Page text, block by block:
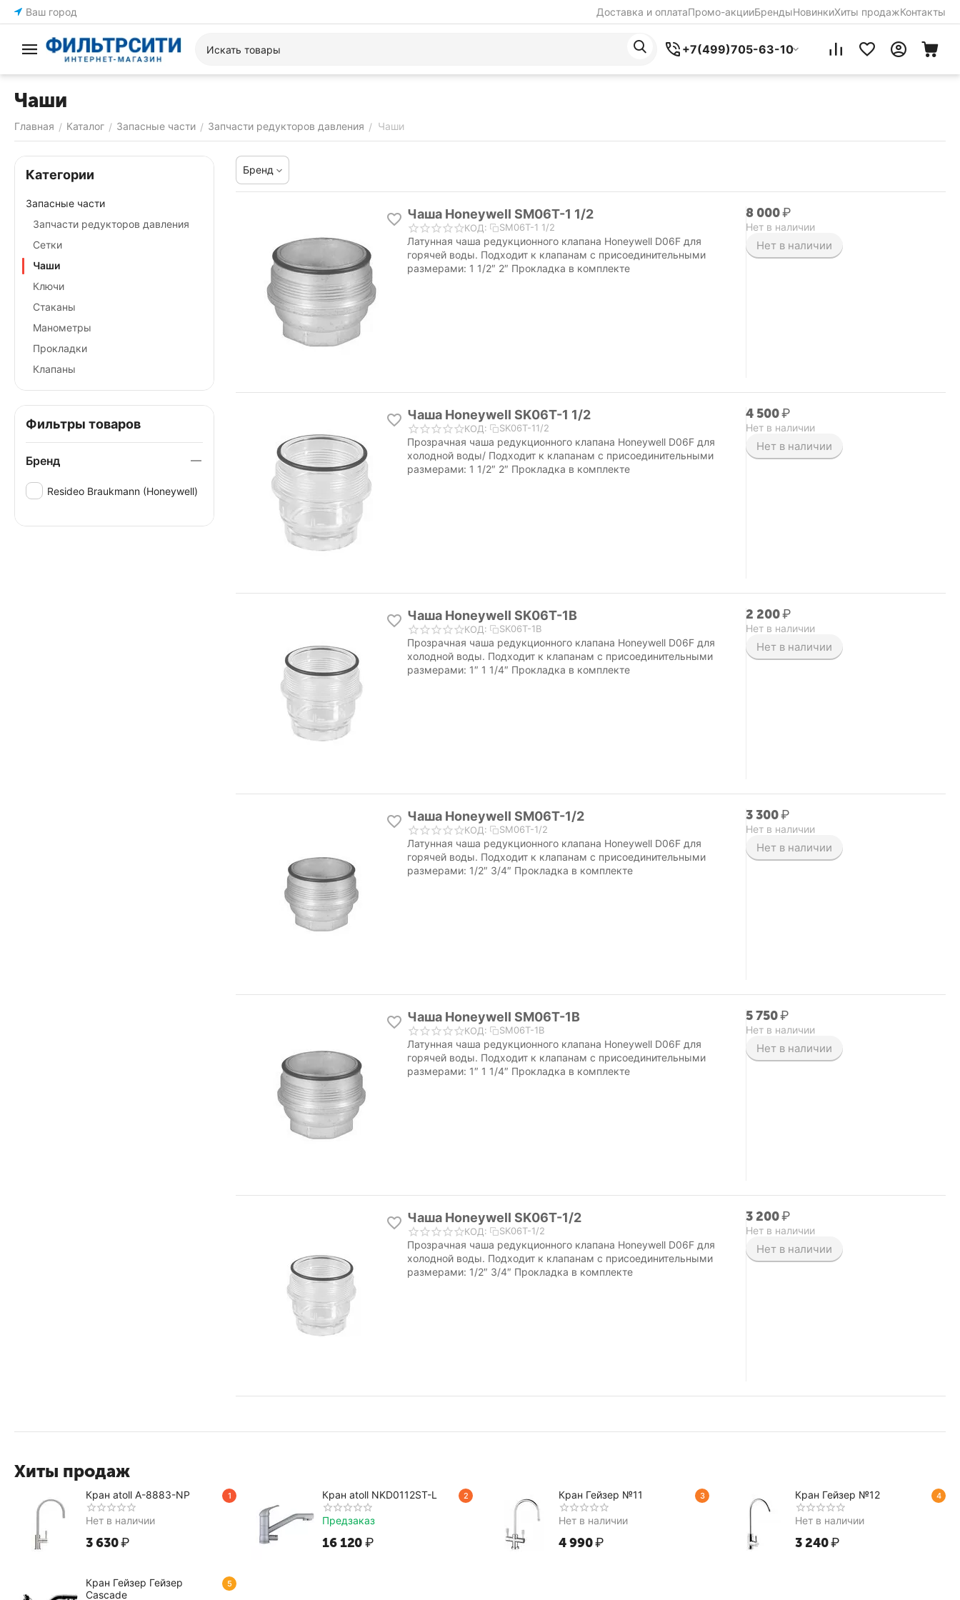
Ваш город Доставка и оплатаПромо-акцииБрендыНовинкиХиты продажКонтакты
+7(499)705-63-10
Чаши
Главная / Каталог / Запасные части / Запчасти редукторов давления / Чаши
Бренд
Чаша Honeywell SM06T-1 1/2
КОД: SM06T-1 1/2
Латунная чаша редукционного клапана Honeywell D06F для
горячей воды. Подходит к клапанам с присоединительными
размерами: 1 1/2″ 2″ Прокладка в комплекте
8 000₽
Нет в наличии
Нет в наличии
Чаша Honeywell SK06T-1 1/2
КОД: SK06T-11/2
Прозрачная чаша редукционного клапана Honeywell D06F для
холодной воды/ Подходит к клапанам с присоединительными
размерами: 1 1/2″ 2″ Прокладка в комплекте
4 500₽
Нет в наличии
Нет в наличии
Чаша Honeywell SK06T-1B
КОД: SK06T-1B
Прозрачная чаша редукционного клапана Honeywell D06F для
холодной воды. Подходит к клапанам с присоединительными
размерами: 1″ 1 1/4″ Прокладка в комплекте
2 200₽
Нет в наличии
Нет в наличии
Чаша Honeywell SM06T-1/2
КОД: SM06T-1/2
Латунная чаша редукционного клапана Honeywell D06F для
горячей воды. Подходит к клапанам с присоединительными
размерами: 1/2″ 3/4″ Прокладка в комплекте
3 300₽
Нет в наличии
Нет в наличии
Чаша Honeywell SM06T-1B
КОД: SM06T-1B
Латунная чаша редукционного клапана Honeywell D06F для
горячей воды. Подходит к клапанам с присоединительными
размерами: 1″ 1 1/4″ Прокладка в комплекте
5 750₽
Нет в наличии
Нет в наличии
Чаша Honeywell SK06T-1/2
КОД: SK06T-1/2
Прозрачная чаша редукционного клапана Honeywell D06F для
холодной воды. Подходит к клапанам с присоединительными
размерами: 1/2″ 3/4″ Прокладка в комплекте
3 200₽
Нет в наличии
Нет в наличии
Категории
Запасные части
Запчасти редукторов давления
Сетки
Чаши
Ключи
Стаканы
Манометры
Прокладки
Клапаны
Фильтры товаров
Бренд
Resideo Braukmann (Honeywell)
Хиты продаж
1
Кран atoll A-8883-NP
Нет в наличии
3 630₽
2
Кран atoll NKD0112ST-L
Предзаказ
16 120₽
3
Кран Гейзер №11
Нет в наличии
4 990₽
4
Кран Гейзер №12
Нет в наличии
3 240₽
5
Кран Гейзер Гейзер
Cascade